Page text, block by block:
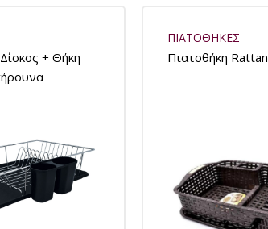
+ Θήκη
ΠΙΑΤΟΘΗΚΕΣ
Πιατοθήκη Rattan